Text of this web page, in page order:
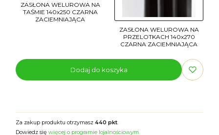
ZASŁONA WELUROWA NA
TAŚMIE 140x250 CZARNA
ZACIEMNIAJĄCA
ZASŁONA WELUROWA NA
PRZELOTKACH 140x270
CZARNA ZACIEMNIAJĄCA
Dodaj do koszyka
Za zakup produktu otrzymasz 440 pkt
Dowiedz się więcej o programie lojalnościowym.